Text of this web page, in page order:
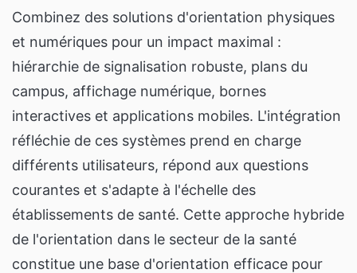
Combinez des solutions d'orientation physiques
et numériques pour un impact maximal :
hiérarchie de signalisation robuste, plans du
campus, affichage numérique, bornes
interactives et applications mobiles. L'intégration
réfléchie de ces systèmes prend en charge
différents utilisateurs, répond aux questions
courantes et s'adapte à l'échelle des
établissements de santé. Cette approche hybride
de l'orientation dans le secteur de la santé
constitue une base d'orientation efficace pour